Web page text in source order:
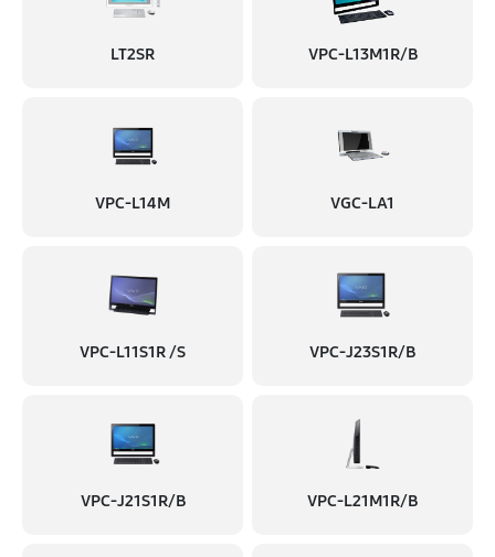
LT2SR VPC-L13M1R/B
VPC-L14M VGC-LA1
VPC-L11S1R /S VPC-J23S1R/B
VPC-J21S1R/B VPC-L21M1R/B